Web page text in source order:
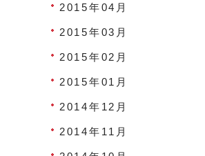
2015年04月
2015年03月
2015年02月
2015年01月
2014年12月
2014年11月